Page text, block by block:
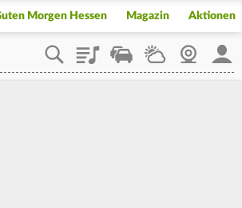
Morgen Hessen Magazin Aktionen
PlaylistStaupilotWetterWebcam